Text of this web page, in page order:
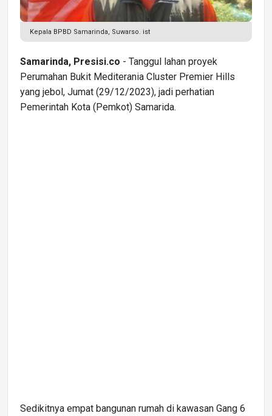
Kepala BPBD Samarinda, Suwarso. ist
Samarinda, Presisi.co - Tanggul lahan proyek
Perumahan Bukit Mediterania Cluster Premier Hills
yang jebol, Jumat (29/12/2023), jadi perhatian
Pemerintah Kota (Pemkot) Samarida.
Sedikitnya empat bangunan rumah di kawasan Gang 6